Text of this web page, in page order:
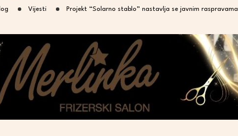
Vijesti Projekt “Solarno stablo” nastavlja se javnim raspravama